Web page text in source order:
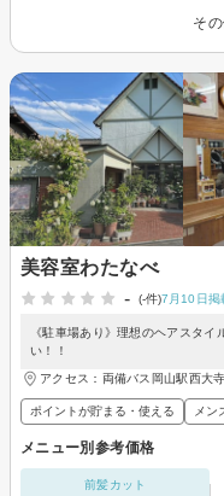
そ
美容室わたなべ
-
(-件)7月10日掲
《駐車場あり》理想のヘアスタ
い！！
アクセス：両備バス岡山駅西
ポイントが貯まる・使える メン
メニュー別参考価格
前髪カット